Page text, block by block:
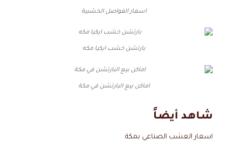
اسعار الفواصل الخشبية
بارتشن خشب ايكيا مكه
اماكن بيع البارتشن في مكة
شاهد أيضاً
اسعار العشب الصناعي بمكة